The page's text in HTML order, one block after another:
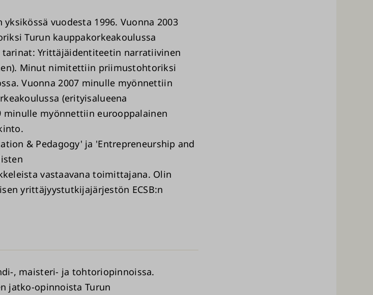
vuodesta 1996. Vuonna 2003
Turun kauppakorkeakoulussa
Yrittäjäidentiteetin narratiivinen
Minut nimitettiin priimustohtoriksi
Vuonna 2007 minulle myönnettiin
(erityisalueena
minulle myönnettiin eurooppalainen
& Pedagogy' ja 'Entrepreneurship and
vastaavana toimittajana. Olin
yrittäjyystutkijajärjestön ECSB:n
, maisteri- ja tohtoriopinnoissa.
jatko-opinnoista Turun